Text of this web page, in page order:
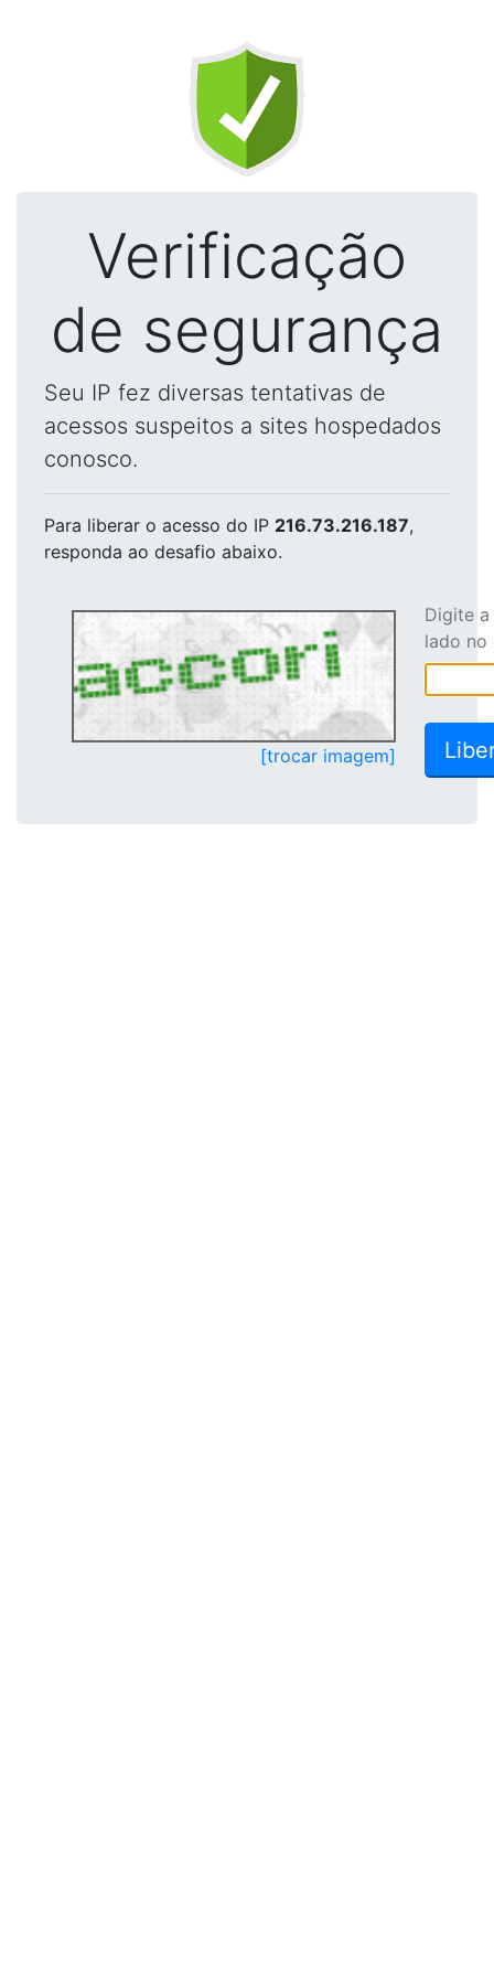
Verificação
de segurança
Seu IP fez diversas tentativas de
acessos suspeitos a sites hospedados
conosco.
Para liberar o acesso do IP 216.73.216.187,
responda ao desafio abaixo.
[trocar imagem]
Digite
lado no